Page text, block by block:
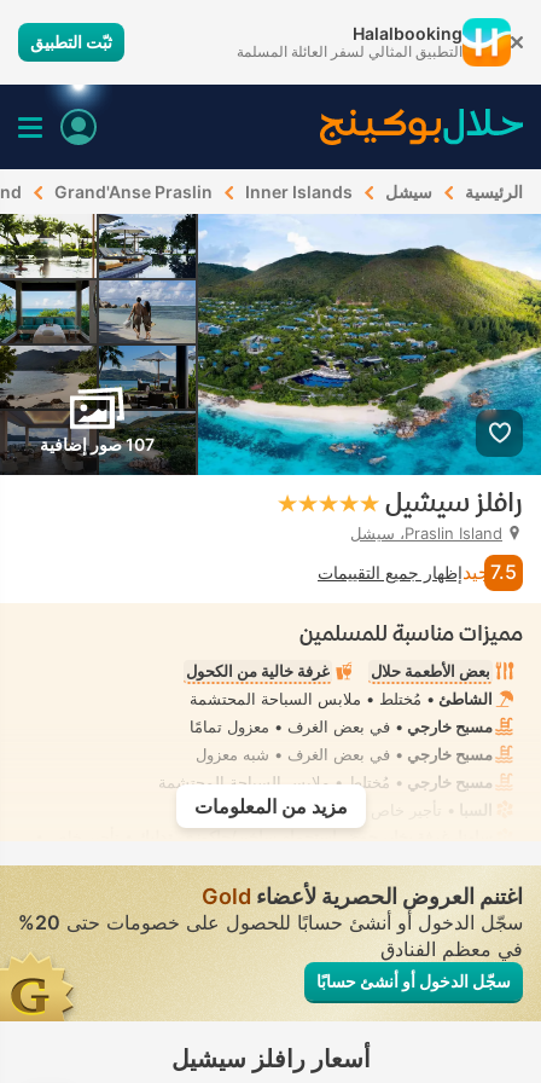
Halalbooking
التطبيق المثالي لسفر العائلة المسلمة ثبّت التطبيق
الرئيسية سيشل Inner Islands
Grand'Anse Praslin
107 صور إضافية
رافلز سيشيل
Praslin Island، سيشل
7.5 جيدإظهار جميع التقييمات
مميزات مناسبة للمسلمين
بعض الأطعمة حلال
غرفة خالية من الكحول
الشاطئ • مُختلط • ملابس السباحة المحتشمة
مسبح خارجي • في بعض الغرف • معزول تمامًا
مسبح خارجي • في بعض الغرف • شبه معزول
مسبح خارجي • مُختلط • ملابس السباحة المحتشمة
السبا
• تأجير خاص • معزول تمامًا
مرحاض بشطّاف داخلي مدمج
• في جميع الغرف
مزيد من المعلومات
اغتنم العروض الحصرية لأعضاء Gold
سجّل الدخول أو أنشئ حسابًا للحصول على خصومات حتى20%
في معظم الفنادق
سجّل الدخول أو أنشئ حسابًا
أسعار رافلز سيشيل